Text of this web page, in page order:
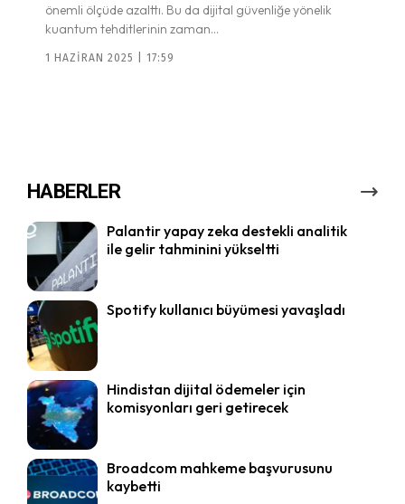
önemli ölçüde azalttı. Bu da dijital güvenliğe yönelik
kuantum tehditlerinin zaman...
1 HAZIRAN 2025 | 17:59
HABERLER
Palantir yapay zeka destekli analitik
ile gelir tahminini yükseltti
Spotify kullanıcı büyümesi yavaşladı
Hindistan dijital ödemeler için
komisyonları geri getirecek
Broadcom mahkeme başvurusunu
kaybetti